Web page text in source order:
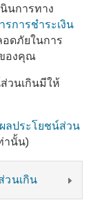
นินการทาง
รการชำระเงิน
ดภัยในการ
ของคุณ
วนเกินมีให้
ลประโยชน์ส่วน
านั้น)
วนเกิน